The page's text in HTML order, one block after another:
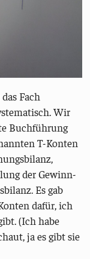
Fach
Wir
Buchführung
T-Konten
der Gewinn-
Es gab
dafür, ich
(Ich habe
ja es gibt sie